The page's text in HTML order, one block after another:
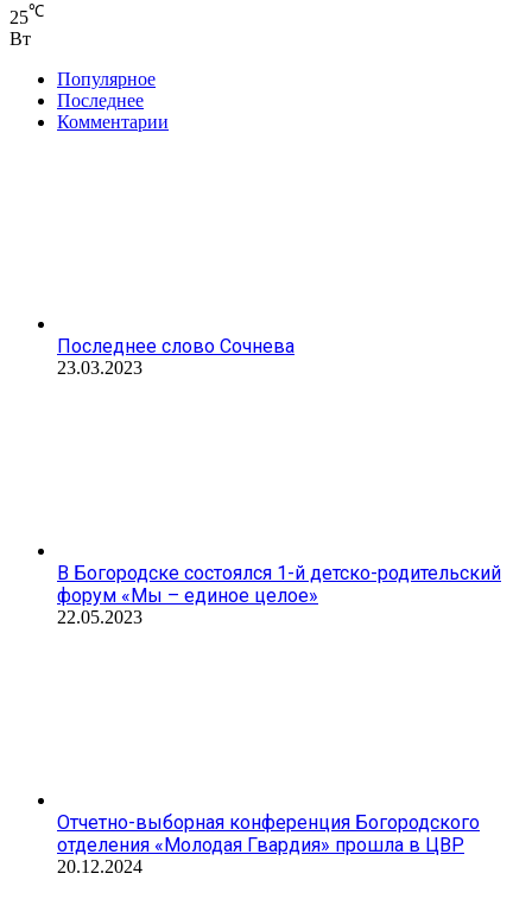
25℃
Вт
Популярное
Последнее
Комментарии
Последнее слово Сочнева
23.03.2023
В Богородске состоялся 1-й детско-родительский
форум «Мы – единое целое»
22.05.2023
Отчетно-выборная конференция Богородского
отделения «Молодая Гвардия» прошла в ЦВР
20.12.2024